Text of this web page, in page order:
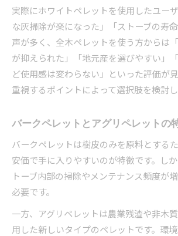
実際にホワイトペレットを使用したユー
な灰掃除が楽になった」「ストーブの寿
声が多く、全木ペレットを使う方からは
が抑えられた」「地元産を選びやすい」
ど使用感は変わらない」といった評価が
重視するポイントによって選択肢を検討し
バークペレットとアグリペレットの
バークペレットは樹皮のみを原料とする
安価で手に入りやすいのが特徴です。し
トーブ内部の掃除やメンテナンス頻度が
必要です。
一方、アグリペレットは農業残渣や非木
用した新しいタイプのペレットです。環